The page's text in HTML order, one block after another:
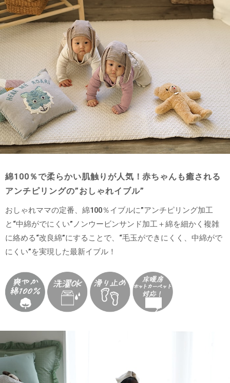
綿100％で柔らかい肌触りが人気！赤ちゃんも癒される
アンチピリングの”おしゃれイブル”
おしゃれママの定番、綿100％イブルに”アンチピリング加工
と“中綿がでにくい”ノンウービンサンド加工＋綿を細かく複雑
に絡める“改良綿”にすることで、“毛玉ができにくく、中綿がで
にくい”を実現した最新イブル！